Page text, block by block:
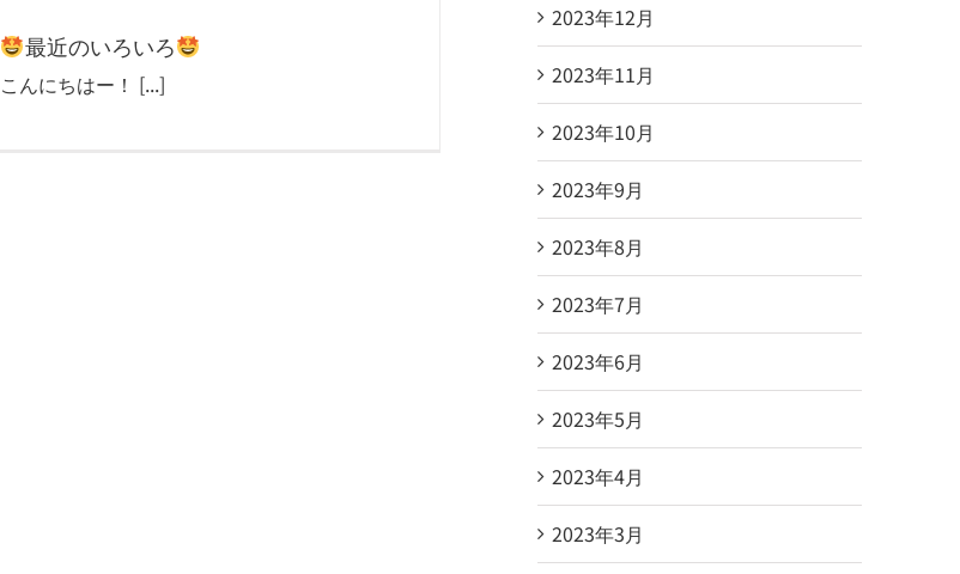
最近のいろいろ
こんにちはー！ [...]
2023年12月
2023年11月
2023年10月
2023年9月
2023年8月
2023年7月
2023年6月
2023年5月
2023年4月
2023年3月